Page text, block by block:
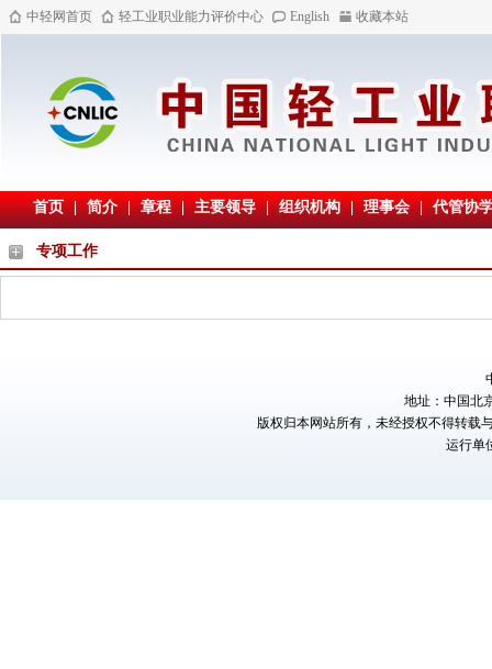
中轻网首页 轻工业职业能力评价中心 English 收藏本站
首页 | 简介 | 章程 | 主要领导 | 组织机构 | 理事会 | 代管协
专项工作
地址：中国北
版权归本网站所有，未经授权不得转载
运行单